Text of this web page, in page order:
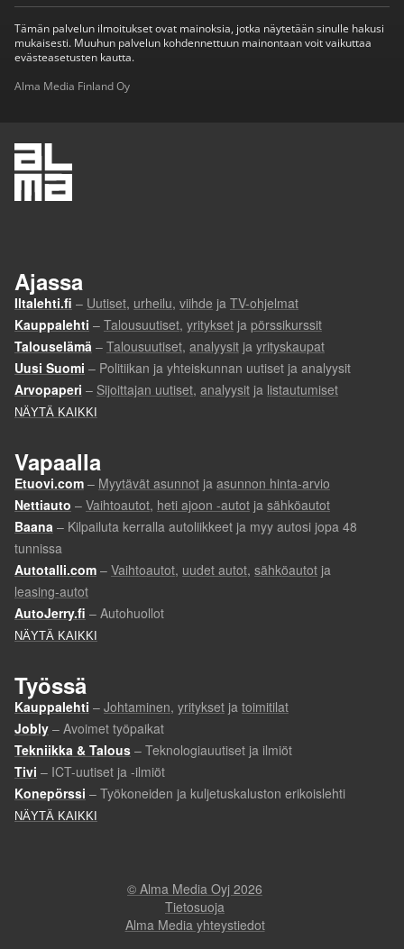
Tämän palvelun ilmoitukset ovat mainoksia, jotka näytetään sinulle hakusi
mukaisesti. Muuhun palvelun kohdennettuun mainontaan voit vaikuttaa
evästeasetusten kautta.
Alma Media Finland Oy